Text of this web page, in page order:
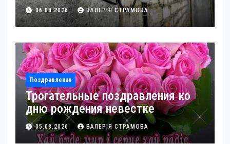
06.08.2026 ВАЛЕРІЯ СТРАМОВА
Поздравления
Трогательные поздравления ко
дню рождения невестке
05.08.2026 ВАЛЕРІЯ СТРАМОВА